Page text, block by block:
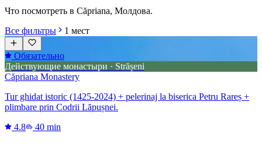
Что посмотреть в Căpriana, Молдова.
Все фильтры
1 мест
Обязательно
Действующие монастыри · Strășeni
Căpriana Monastery
Tur ghidat istoric (1425-2024) + pelerinaj la biserica Petru Rareș +
plimbare prin Codrii Lăpușnei.
4.8
40 min